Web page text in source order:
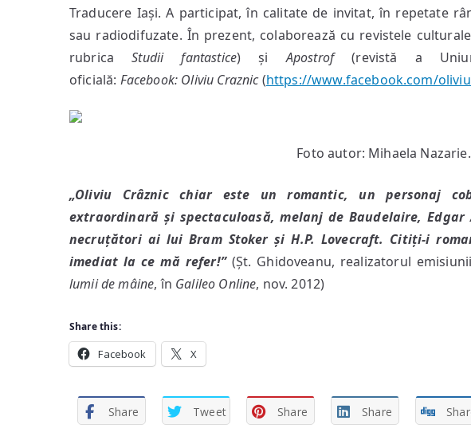
Traducere Iași. A participat, în calitate de invitat, în repetate
sau radiodifuzate. În prezent, colaborează cu revistele culturale
rubricaStudii fantastice) șiApostrof(revistă a
oficială: Facebook: Oliviu Craznic(https://www.facebook.com/
Foto autor: Mihaela Nazarie.
„Oliviu Crâznic chiar este un romantic, un personaj
extraordinară și spectaculoasă, melanj de Baudelaire,
necruțători ai lui Bram Stoker și H.P. Lovecraft. Citiți-i
imediat la ce mă refer!” (Șt. Ghidoveanu, realizatorul
lumii de mâine, în Galileo Online, nov. 2012)
Share this:
Facebook X
Share Tweet Share Share